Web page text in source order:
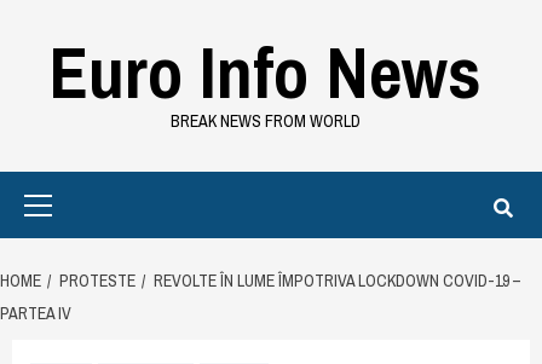
contentEuro Info News
BREAK NEWS FROM WORLD
HOME PROTESTE
REVOLTE ÎN LUME ÎMPOTRIVA LOCKDOWN COVID-19 –
PARTEA IV